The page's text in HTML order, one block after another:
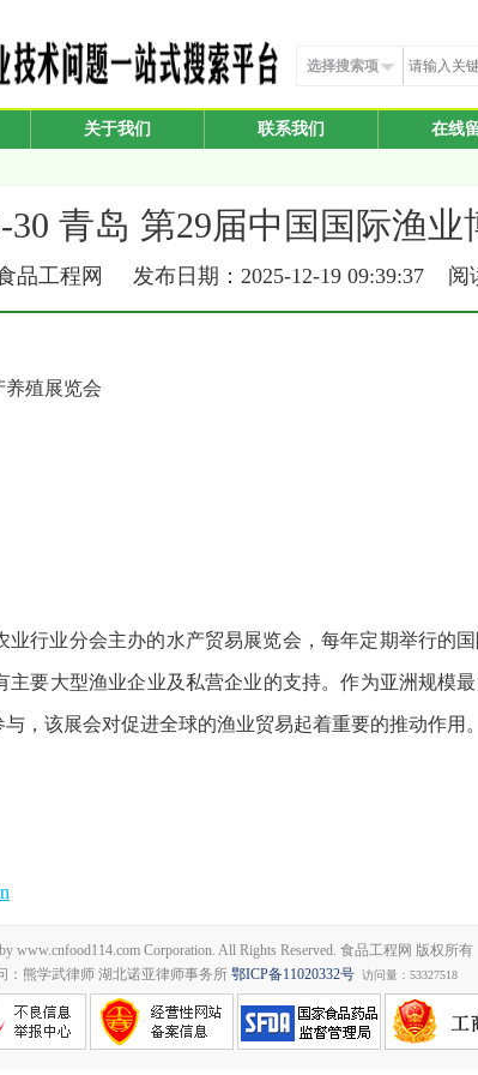
选择搜索项
关于我们 联系我们 在线
30 青岛 第29届中国国际渔业
品工程网 发布日期：2025-12-19 09:39:37 阅
养殖展览会
行业分会主办的水产贸易展览会，每年定期举行的
要大型渔业企业及私营企业的支持。作为亚洲规模
，该展会对促进全球的渔业贸易起着重要的推动作用。
www.cnfood114.com Corporation. All Rights Reserved. 食品工程网 版权所有
：熊学武律师 湖北诺亚律师事务所 鄂ICP备11020332号 访问量：53327518